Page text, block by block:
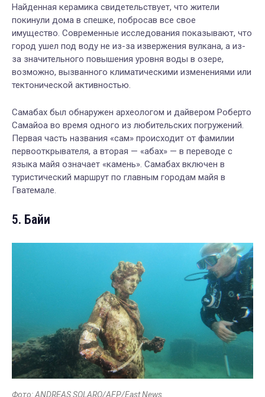
Найденная керамика свидетельствует, что жители
покинули дома в спешке, побросав все свое
имущество. Современные исследования показывают, что
город ушел под воду не из-за извержения вулкана, а из-
за значительного повышения уровня воды в озере,
возможно, вызванного климатическими изменениями или
тектонической активностью.
Самабах был обнаружен археологом и дайвером Роберто
Самайоа во время одного из любительских погружений.
Первая часть названия «сам» происходит от фамилии
первооткрывателя, а вторая — «абах» — в переводе с
языка майя означает «камень». Самабах включен в
туристический маршрут по главным городам майя в
Гватемале.
5. Байи
Фото: ANDREAS SOLARO/AFP/East News